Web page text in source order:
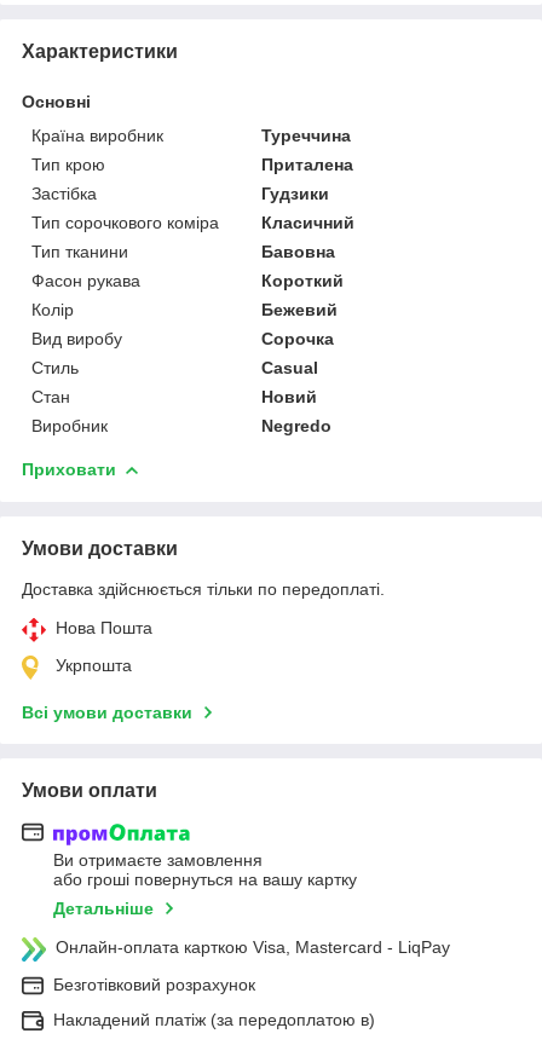
Характеристики
Основні
Країна виробник
Туреччина
Тип крою
Приталена
Застібка
Гудзики
Тип сорочкового коміра
Класичний
Тип тканини
Бавовна
Фасон рукава
Короткий
Колір
Бежевий
Вид виробу
Сорочка
Стиль
Casual
Стан
Новий
Виробник
Negredo
Приховати
Умови доставки
Доставка здійснюється тільки по передоплаті.
Нова Пошта
Укрпошта
Всі умови доставки
Умови оплати
Ви отримаєте замовлення
або гроші повернуться на вашу картку
Детальніше
Онлайн-оплата карткою Visa, Mastercard - LiqPay
Безготівковий розрахунок
Накладений платіж (за передоплатою в)